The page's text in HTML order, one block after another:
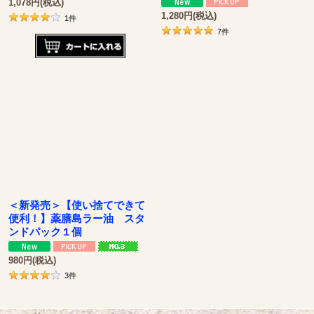
1,078 円(税込)
1件 1,280円(税込)
7件
＜新発売＞【使い捨てできて
便利！】薬膳島ラー油 スタ
ンドパック１個
980円(税込)
3件